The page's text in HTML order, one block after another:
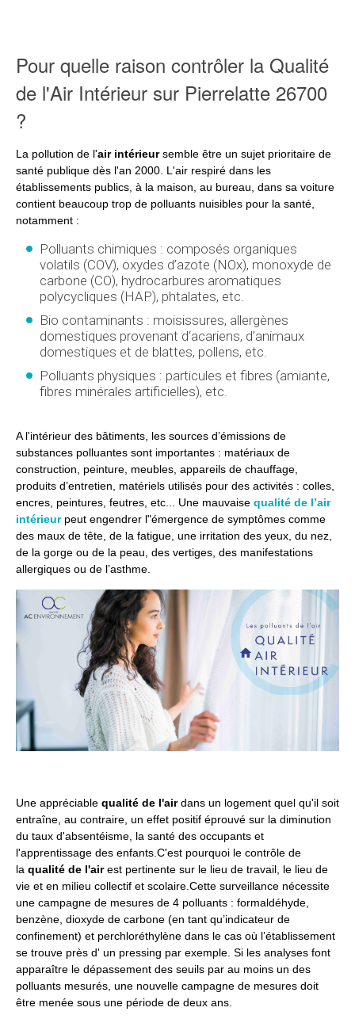
Pour quelle raison contrôler la Qualité
de l'Air Intérieur sur Pierrelatte 26700
?
La pollution de l'air intérieursemble être un sujet prioritaire de
santé publique dès l'an 2000. L'air respiré dans les
établissements publics, à la maison, au bureau, dans sa voiture
contient beaucoup trop de polluants nuisibles pour la santé,
notamment :
Polluants chimiques : composés organiques
volatils (COV), oxydes d’azote (NOx), monoxyde de
carbone (CO), hydrocarbures aromatiques
polycycliques (HAP), phtalates, etc.
Bio contaminants : moisissures, allergènes
domestiques provenant d‘acariens, d’animaux
domestiques et de blattes, pollens, etc.
Polluants physiques : particules et fibres (amiante,
fibres minérales artificielles), etc.
A l'intérieur des bâtiments, les sources d’émissions de
substances polluantes sont importantes : matériaux de
construction, peinture, meubles, appareils de chauffage,
produits d’entretien, matériels utilisés pour des activités : colles,
encres, peintures, feutres, etc... Une mauvaise qualité de l’air
intérieurpeut engendrer l"émergence de symptômes comme
des maux de tête, de la fatigue, une irritation des yeux, du nez,
de la gorge ou de la peau, des vertiges, des manifestations
allergiques ou de l’asthme.
Une appréciable qualité de l'airdans un logement quel qu'il soit
entraîne, au contraire, un effet positif éprouvé sur la diminution
du taux d'absentéisme, la santé des occupants et
l'apprentissage des enfants.C'est pourquoi le contrôle de
la qualité de l'airest pertinente sur le lieu de travail, le lieu de
vie et en milieu collectif et scolaire.Cette surveillance nécessite
une campagne de mesures de 4 polluants : formaldéhyde,
benzène, dioxyde de carbone (en tant qu’indicateur de
confinement) et perchloréthylène dans le cas où l’établissement
se trouve près d' un pressing par exemple. Si les analyses font
apparaître le dépassement des seuils par au moins un des
polluants mesurés, une nouvelle campagne de mesures doit
être menée sous une période de deux ans.